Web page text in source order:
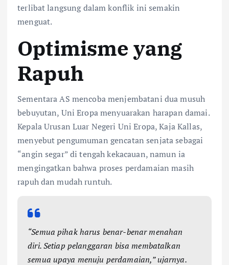
terlibat langsung dalam konflik ini semakin
menguat.
Optimisme yang
Rapuh
Sementara AS mencoba menjembatani dua musuh
bebuyutan, Uni Eropa menyuarakan harapan damai.
Kepala Urusan Luar Negeri Uni Eropa, Kaja Kallas,
menyebut pengumuman gencatan senjata sebagai
“angin segar” di tengah kekacauan, namun ia
mengingatkan bahwa proses perdamaian masih
rapuh dan mudah runtuh.
“Semua pihak harus benar-benar menahan
diri. Setiap pelanggaran bisa membatalkan
semua upaya menuju perdamaian,” ujarnya.